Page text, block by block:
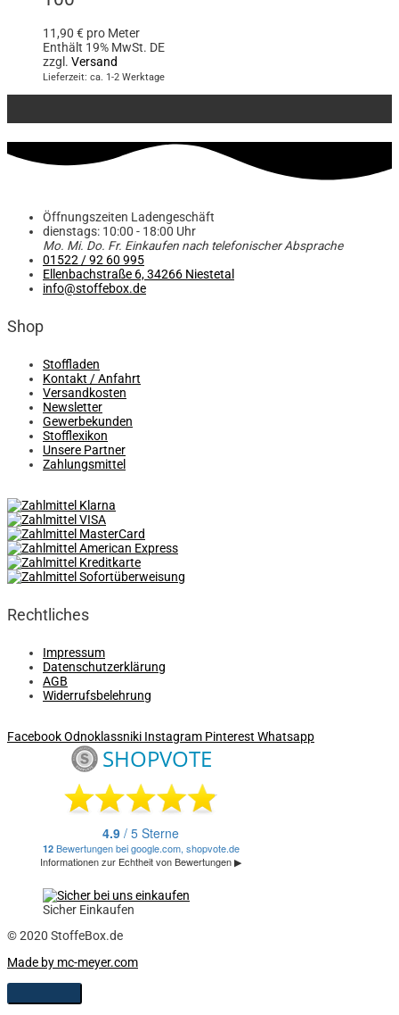
11,90 € pro Meter
Enthält 19% MwSt. DE
zzgl. Versand
Lieferzeit: ca. 1-2 Werktage
Öffnungszeiten Ladengeschäft
dienstags: 10:00 - 18:00 Uhr
Mo. Mi. Do. Fr. Einkaufen nach telefonischer Absprache
01522 / 92 60 995
Ellenbachstraße 6, 34266 Niestetal
info@stoffebox.de
Shop
Stoffladen
Kontakt / Anfahrt
Versandkosten
Newsletter
Gewerbekunden
Stofflexikon
Unsere Partner
Zahlungsmittel
Rechtliches
Impressum
Datenschutzerklärung
AGB
Widerrufsbelehrung
FacebookOdnoklassniki Instagram Pinterest Whatsapp
Sicher Einkaufen
© 2020 StoffeBox.de
Made by mc-meyer.com